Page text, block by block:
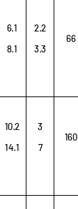
66
2.2
3.3
6.1
8.1
160
3
7
10.2
14.1